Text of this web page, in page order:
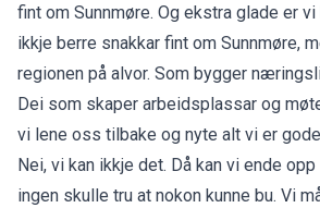
fint om Sunnmøre. Og ekstra glade er
ikkje berre snakkar fint om Sunnmøre,
regionen på alvor. Som bygger
Dei som skaper arbeidsplassar og
vi lene oss tilbake og nyte alt vi er
Nei, vi kan ikkje det. Då kan vi ende
ingen skulle tru at nokon kunne bu. Vi